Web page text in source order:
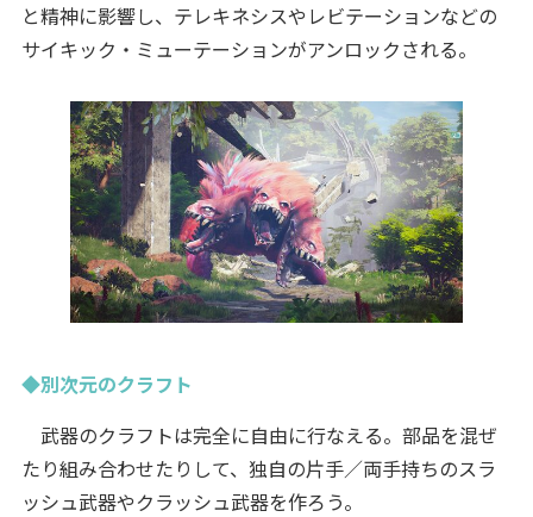
と精神に影響し、テレキネシスやレビテーションなどの
サイキック・ミューテーションがアンロックされる。
◆別次元のクラフト
武器のクラフトは完全に自由に行なえる。部品を混ぜ
たり組み合わせたりして、独自の片手／両手持ちのスラ
ッシュ武器やクラッシュ武器を作ろう。